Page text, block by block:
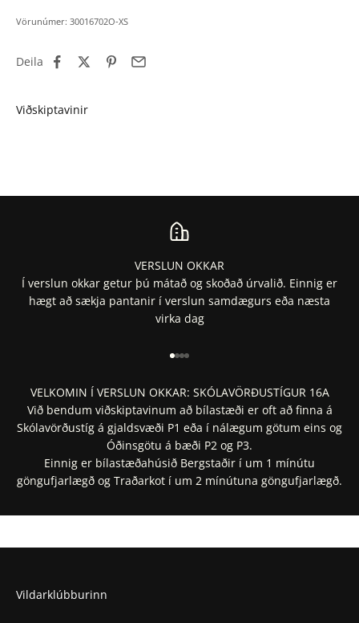
Vörunúmer: 30016702O-XS
Deila
VERSLUN OKKAR
Í verslun okkar getur þú mátað og skoðað úrvalið. Einnig er
hægt að sækja pantanir í verslun samdægurs eða næsta
virka dag
Fara í 1
Fara í 2
Fara í 3
Fara í 4
VELKOMIN Í VERSLUN OKKAR: SKÓLAVÖRÐUSTÍGUR 16A
Við bendum viðskiptavinum að bílastæði er oft að finna á
Skólavörðustíg á gjaldsvæði P1 eða í nálægum götum eins og
Óðinsgötu á bæði P2 og P3.
Einnig er bílastæðahúsið Bergstaðir í um 1 mínútu
göngufjarlægð og Traðarkot í um 2 mínútuna göngufjarlægð.
Staðsetning í Google Maps
Staðsetning í Apple Maps
Vildarklúbburinn